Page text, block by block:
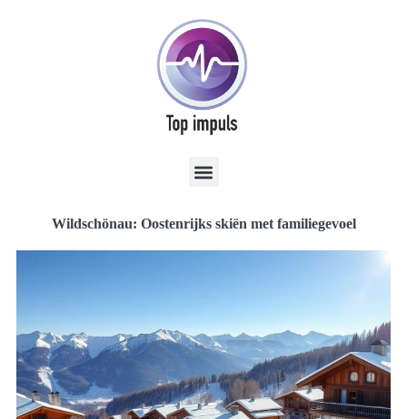
Wildschönau: Oostenrijks skiën met familiegevoel